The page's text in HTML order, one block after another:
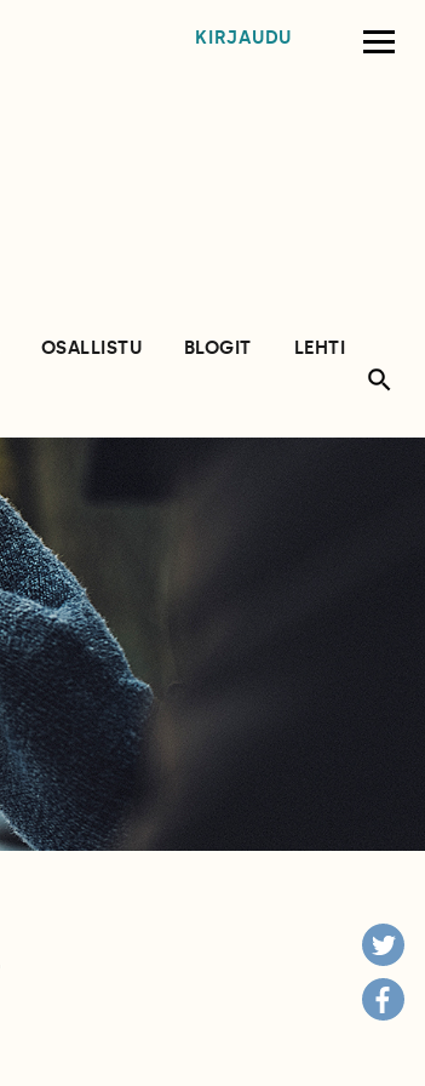
KIRJAUDU
OSALLISTU BLOGIT
LEHTI